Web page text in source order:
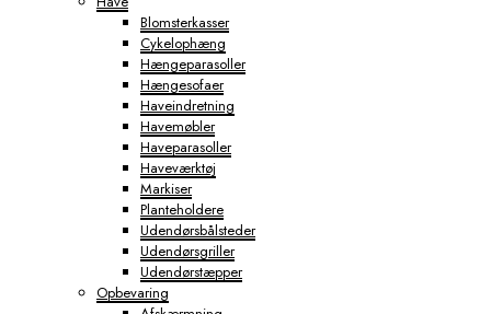
Blomsterkasser
Cykelophæng
Hængeparasoller
Hængesofaer
Haveindretning
Havemøbler
Haveparasoller
Haveværktøj
Markiser
Planteholdere
Udendørsbålsteder
Udendørsgriller
Udendørstæpper
Opbevaring